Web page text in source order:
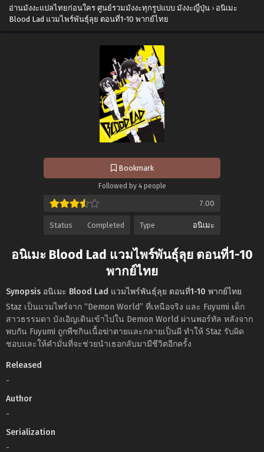
อ่านมังงะแปลไทยก่อนใคร ศูนย์รวมมังงะทุกรูปแบบ มังงะญี่ปุ่น › อนิเมะ
Blood Lad แวมไพร์พันธุ์ลุย ตอนที่1-10 พากย์ไทย
Bookmark
Followed by 4 people
7.00
Status Completed Type อนิเมะ
อนิเมะ Blood Lad แวมไพร์พันธุ์ลุย ตอนที่1-10
พากย์ไทย
Synopsis อนิเมะ Blood Lad แวมไพร์พันธุ์ลุย ตอนที่1-10 พากย์ไทย
Staz เป็นแวมไพร์จาก “Demon World” ที่เหนือจริง และ Fuyumi เด็ก
สาวธรรมดา บังเอิญเดินเข้าไปใน Demon World ผ่านพอร์ทัล หลังจาก
พบกัน Fuyumi ถูกพืชกินเนื้อฆ่าตายและกลายเป็นผี ทำให้ Staz รับผิด
ชอบและให้คำมั่นที่จะช่วยนำเธอกลับมามีชีวิตอีกครั้ง
Released
-
Author
-
Serialization
-